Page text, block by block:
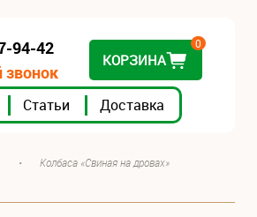
Статьи Доставка
94-42
КОРЗИНА
0
• Колбаса «Свиная на дровах»